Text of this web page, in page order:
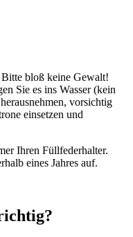
bloß keine Gewalt!
Sie es ins Wasser (kein
vorsichtig
einsetzen und
Ihren Füllfederhalter.
eines Jahres auf.